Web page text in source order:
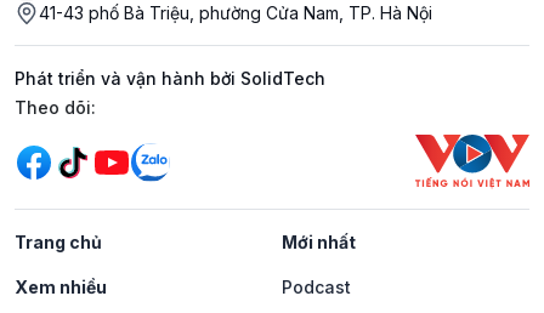
41-43 phố Bà Triệu, phường Cửa Nam, TP. Hà Nội
Phát triển và vận hành bởi SolidTech
Mạng xã hội
Theo dõi:
Trang chủ Mới nhất
Xem nhiều Podcast